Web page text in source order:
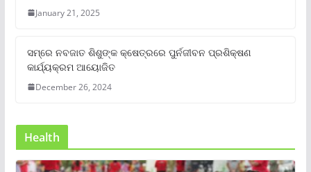
January 21, 2025
ସମ୍‌ରେ ନବଜାତ ଶିଶୁଙ୍କ କ୍ଷେତ୍ରରେ ପୁର୍ନଜୀବନ ପ୍ରଶିକ୍ଷଣ
କାର୍ଯ୍ୟକ୍ରମ ଆୟୋଜିତ
December 26, 2024
Health